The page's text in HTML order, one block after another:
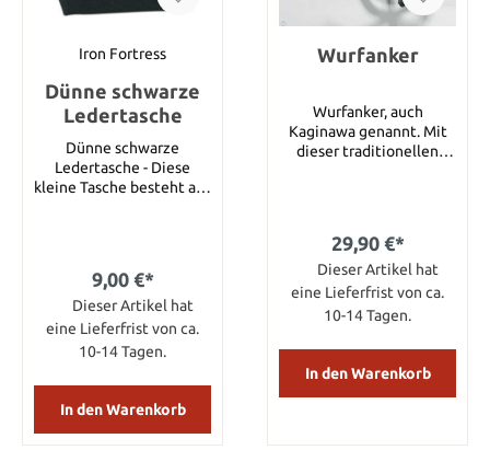
Iron Fortress
Dünne schwarze
Ledertasche
Dünne schwarze
Ledertasche - Diese
kleine Tasche besteht aus
mittels einer Lederkordel
geschlossen. Größe: S
9,00 €*
Dieser Artikel hat
eine Lieferfrist von ca.
10-14 Tagen.
In den Warenkorb
Wurfanker
Wurfanker, auch
Kaginawa genannt. Mit
dieser traditionellen
Wurfanker kann, wenn er
nicht benutzt wird, flach
zusammengefaltet
werden. Er besteht aus
robustem Stahl mit
schwarzem Finish und ist
leicht zu tragen. Ein 10
29,90 €*
Dieser Artikel hat
eine Lieferfrist von ca.
10-14 Tagen.
In den Warenkorb